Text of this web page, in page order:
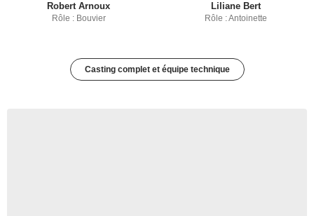
Robert Arnoux
Rôle : Bouvier
Liliane Bert
Rôle : Antoinette
Casting complet et équipe technique